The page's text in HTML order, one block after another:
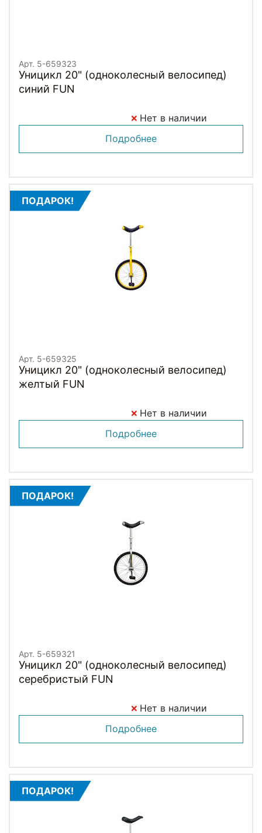
Арт. 5-659323
Уницикл 20" (одноколесный велосипед)
синий FUN
Нет в наличии
Подробнее
ПОДАРОК!
Арт. 5-659325
Уницикл 20" (одноколесный велосипед)
желтый FUN
Нет в наличии
Подробнее
ПОДАРОК!
Арт. 5-659321
Уницикл 20" (одноколесный велосипед)
серебристый FUN
Нет в наличии
Подробнее
ПОДАРОК!